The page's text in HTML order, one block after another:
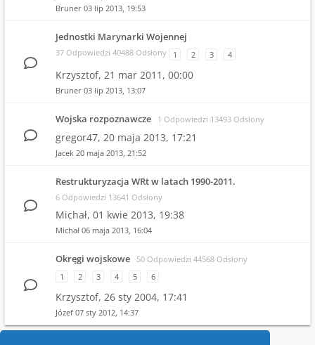
Bruner 03 lip 2013, 19:53
Jednostki Marynarki Wojennej
37 Odpowiedzi 40488 Odsłony 1 2 3 4
Krzysztof, 21 mar 2011, 00:00
Bruner 03 lip 2013, 13:07
Wojska rozpoznawcze 1 Odpowiedzi 13493 Odsłony
gregor47, 20 maja 2013, 17:21
Jacek 20 maja 2013, 21:52
Restrukturyzacja WRt w latach 1990-2011.
6 Odpowiedzi 13641 Odsłony
Michał, 01 kwie 2013, 19:38
Michał 06 maja 2013, 16:04
Okręgi wojskowe
50 Odpowiedzi 44568 Odsłony
1
2 3 4 5 6
Krzysztof, 26 sty 2004, 17:41
Józef 07 sty 2012, 14:37